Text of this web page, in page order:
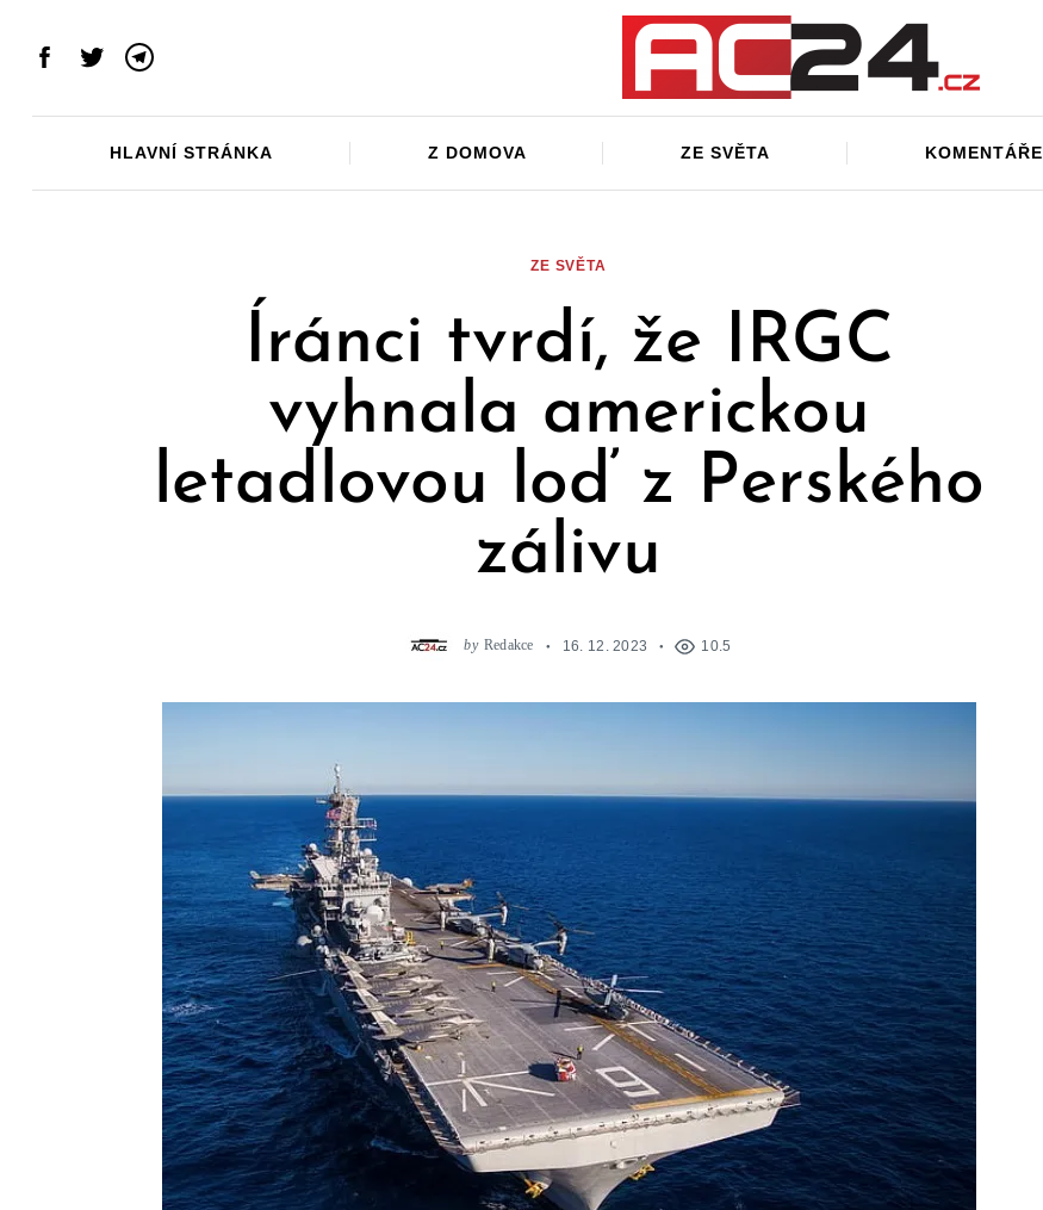
Facebook
TwitterTelegram
HLAVNÍ STRÁNKA Z DOMOVA ZE SVĚTA KOMENTÁŘE
ZE SVĚTA
Íránci tvrdí, že IRGC
vyhnala americkou
letadlovou loď z Perského
zálivu
by Redakce 16. 12. 2023 10.5